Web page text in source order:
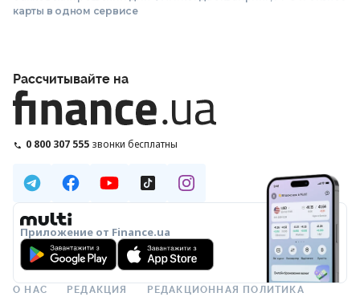
карты в одном сервисе
Рассчитывайте на
0 800 307 555 звонки бесплатны
Приложение от Finance.ua
О НАС РЕДАКЦИЯ РЕДАКЦИОННАЯ ПОЛИТИКА